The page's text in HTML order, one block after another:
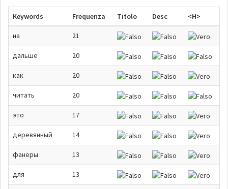
Keywords Frequenza Titolo Desc <H>
на 21
дальше 20
как 20
читать 20
это 17
деревянный 14
фанеры 13
для 13